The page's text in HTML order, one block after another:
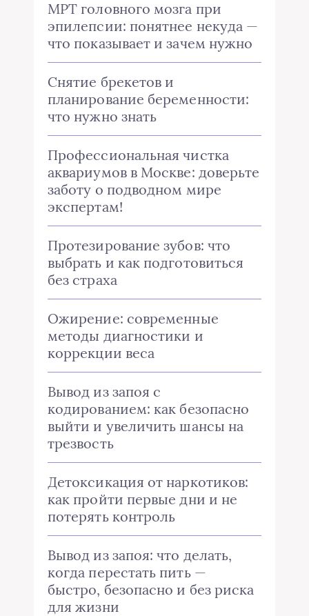
МРТ головного мозга при
эпилепсии: понятнее некуда —
что показывает и зачем нужно
Снятие брекетов и
планирование беременности:
что нужно знать
Профессиональная чистка
аквариумов в Москве: доверьте
заботу о подводном мире
экспертам!
Протезирование зубов: что
выбрать и как подготовиться
без страха
Ожирение: современные
методы диагностики и
коррекции веса
Вывод из запоя с
кодированием: как безопасно
выйти и увеличить шансы на
трезвость
Детоксикация от наркотиков:
как пройти первые дни и не
потерять контроль
Вывод из запоя: что делать,
когда перестать пить —
быстро, безопасно и без риска
для жизни